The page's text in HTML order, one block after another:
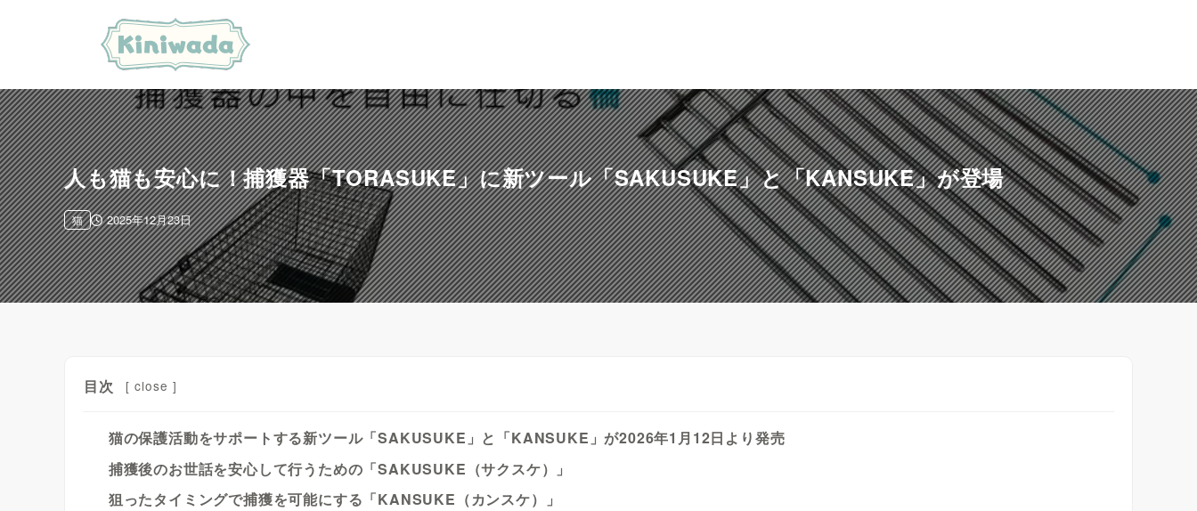
人も猫も安心に！捕獲器「TORASUKE」に新ツール「SAKUSUKE」と「KANSUKE」が登場
2025年12月23日
猫
目次 [ close ]
猫の保護活動をサポートする新ツール「SAKUSUKE」と「KANSUKE」が2026年1月12日より発売
捕獲後のお世話を安心して行うための「SAKUSUKE（サクスケ）」
狙ったタイミングで捕獲を可能にする「KANSUKE（カンスケ）」